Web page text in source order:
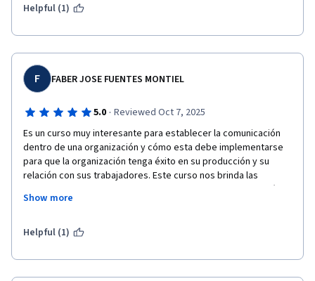
comunicación interna en el funcionamiento y éxito de una
Helpful (1)
F FABER JOSE FUENTES MONTIEL
5.0 · Reviewed Oct 7, 2025
Es un curso muy interesante para establecer la comunicación
dentro de una organización y cómo esta debe implementarse
para que la organización tenga éxito en su producción y su
relación con sus trabajadores. Este curso nos brinda las
herramientas necesarias para implementar una comunicación
interna efectiva en las empresas o cualquier otro medio donde
Show more
Helpful (1)